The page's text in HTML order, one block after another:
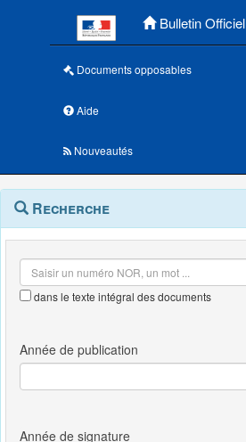
Bulletin Officiel
Documents opposables
Aide
Nouveautés
Navigation
outils
Menu
contextuel
Recherche
dans le texte intégral des documents